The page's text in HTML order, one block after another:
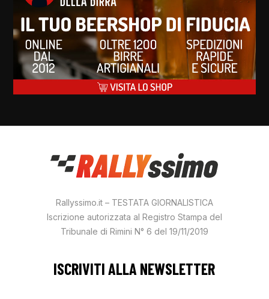
Rallyssimo.it – TESTATA GIORNALISTICA
Iscrizione autorizzata al Registro Stampa del
Tribunale di Rimini N° 6 del 19/11/2019
ISCRIVITI ALLA NEWSLETTER